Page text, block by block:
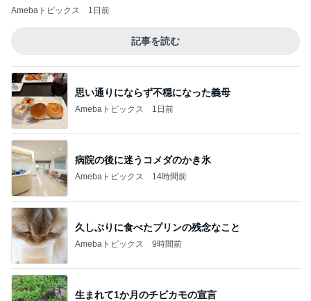
Amebaトピックス 1日前
記事を読む
思い通りにならず不穏になった義母
Amebaトピックス 1日前
病院の後に迷うコメダのかき氷
Amebaトピックス 14時間前
久しぶりに食べたプリンの残念なこと
Amebaトピックス 9時間前
生まれて1か月のチビカモの宣言